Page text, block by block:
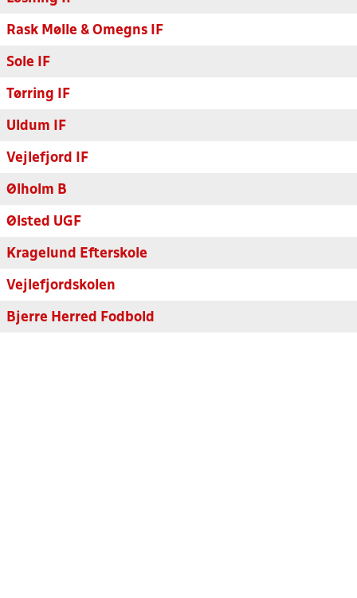
Rask Mølle & Omegns IF
Sole IF
Tørring IF
Uldum IF
Vejlefjord IF
Ølholm B
Ølsted UGF
Kragelund Efterskole
Vejlefjordskolen
Bjerre Herred Fodbold